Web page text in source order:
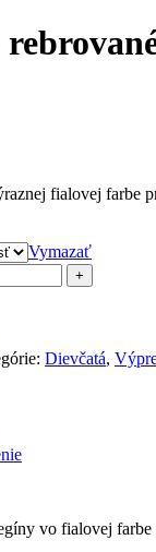
fialovej farbe
Vymazať
Dievčatá,
vo fialovej